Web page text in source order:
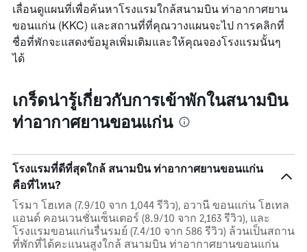
เลื่อนดูแผนที่เพื่อค้นหาโรงแรมใกล้สนามบิน ท่าอากาศยาน
ขอนแก่น (KKC) และสถานที่ที่คุณวางแผนจะไป การคลิกที่
ชื่อที่พักจะแสดงข้อมูลเพิ่มเติมและให้คุณจองโรงแรมนั้นๆ
ได้
เกร็ดน่ารู้เกี่ยวกับการเข้าพักในสนามบิน
ท่าอากาศยานขอนแก่น
โรงแรมที่ดีที่สุดใกล้ สนามบิน ท่าอากาศยานขอนแก่น
คือที่ไหน?
โรมา โฮเทล (7.9/10 จาก 1,044 รีวิว), อวานี ขอนแก่น โฮเทล
แอนด์ คอนเวนชั่นเซ็นเตอร์ (8.9/10 จาก 2,163 รีวิว), และ
โรงแรมขอนแก่นรื่นรมย์ (7.4/10 จาก 586 รีวิว) ล้วนเป็นสถาน
ที่พักที่ได้คะแนนสูงใกล้ สนามบิน ท่าอากาศยานขอนแก่น